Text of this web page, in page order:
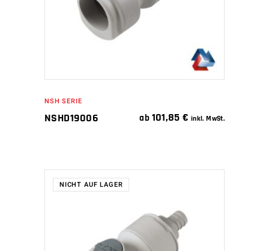
NSH SERIE
NSHD19006 ab 101,85€ inkl. MwSt.
NICHT AUF LAGER